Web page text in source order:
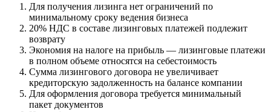
Для получения лизинга нет ограничений по
минимальному сроку ведения бизнеса
20% НДС в составе лизинговых платежей подлежит
возврату
Экономия на налоге на прибыль — лизинговые платежи
в полном объеме относятся на себестоимость
Сумма лизингового договора не увеличивает
кредиторскую задолженность на балансе компании
Для оформления договора требуется минимальный
пакет документов